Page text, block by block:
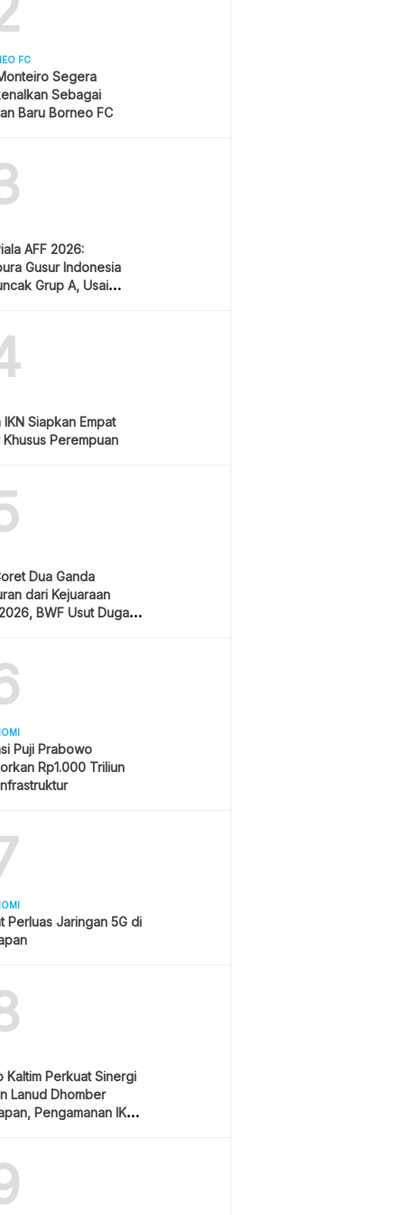
FC
Segera
Sebagai
Baru Borneo FC
AFF 2026:
Gusur Indonesia
Grup A, Usai
IKN Siapkan Empat
Perempuan
Dua Ganda
dari Kejuaraan
BWF Usut Dugaan
Puji Prabowo
Rp1.000 Triliun
Perluas Jaringan 5G di
Kaltim Perkuat Sinergi
Lanud Dhomber
Pengamanan IKN